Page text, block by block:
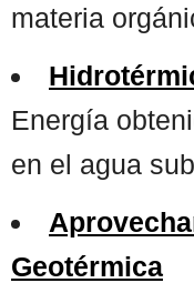
materia
Energía
en el agua
Geotérmica